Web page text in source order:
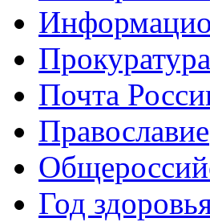
Почта
Православие
Год